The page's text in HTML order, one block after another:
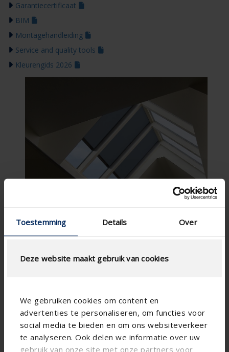
Toestemming Details Over
Deze website maakt gebruik van cookies
We gebruiken cookies om content en
advertenties te personaliseren, om functies voor
social media te bieden en om ons websiteverkeer
te analyseren. Ook delen we informatie over uw
gebruik van onze site met onze partners voor
Garantiecertificaat
BIM
Montagehandleiding
Service and quality tools
Kleurengids 2026